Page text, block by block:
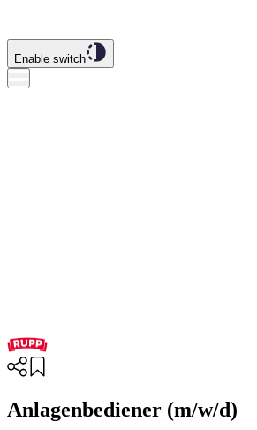
Enable switch
Anlagenbediener (m/w/d)